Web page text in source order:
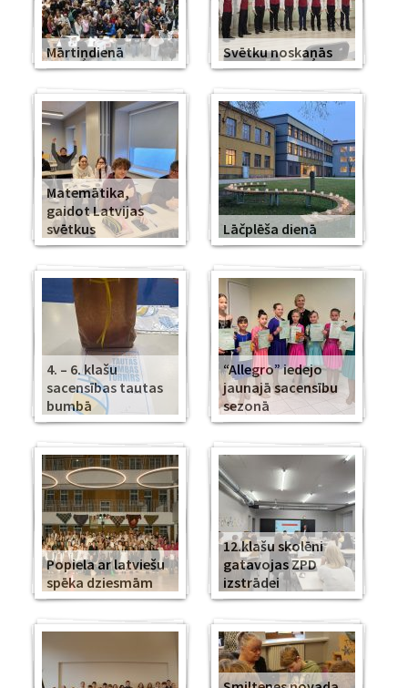
Mārtiņdienā Svētku noskaņās
Matemātika,
gaidot Latvijas
svētkus
Lāčplēša dienā
4. – 6. klašu
sacensības tautas
bumbā
“Allegro” iedejo
jaunajā sacensību
sezonā
Popiela ar latviešu
spēka dziesmām
12.klašu skolēni
gatavojas ZPD
izstrādei